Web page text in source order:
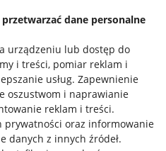
dane personalne
urządzeniu lub dostęp do
i treści, pomiar reklam i
usług. Zapewnienie
oszustwom i naprawianie
reklam i treści.
prywatności oraz informowanie
danych z innych źródeł.